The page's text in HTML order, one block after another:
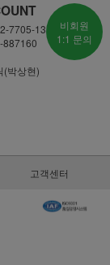
7705-13
887160
(박상현)
비회원
1:1 문의
고객센터